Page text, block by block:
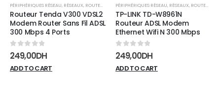
PÉRIPHÉRIQUES RÉSEAU, RÉSEAUX, ROUTEURS
Routeur Tenda V300 VDSL2
Modem Router Sans Fil ADSL
300 Mbps 4 Ports
0 sur 5
249,00DH
ADD TO CART
PÉRIPHÉRIQUES RÉSEAU, RÉSEAUX, ROUTEURS
TP-LINK TD-W8961N
Routeur ADSL Modem
Ethernet Wifi N 300 Mbps
0 sur 5
249,00DH
ADD TO CART